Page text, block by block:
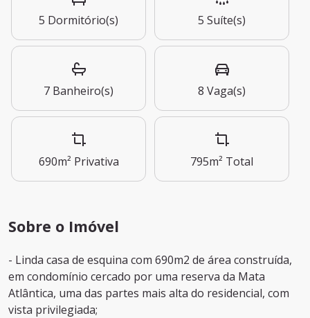
5 Dormitório(s) 5 Suíte(s)
7 Banheiro(s) 8 Vaga(s)
690m² Privativa 795m² Total
Sobre o Imóvel
- Linda casa de esquina com 690m2 de área construída,
em condomínio cercado por uma reserva da Mata
Atlântica, uma das partes mais alta do residencial, com
vista privilegiada;